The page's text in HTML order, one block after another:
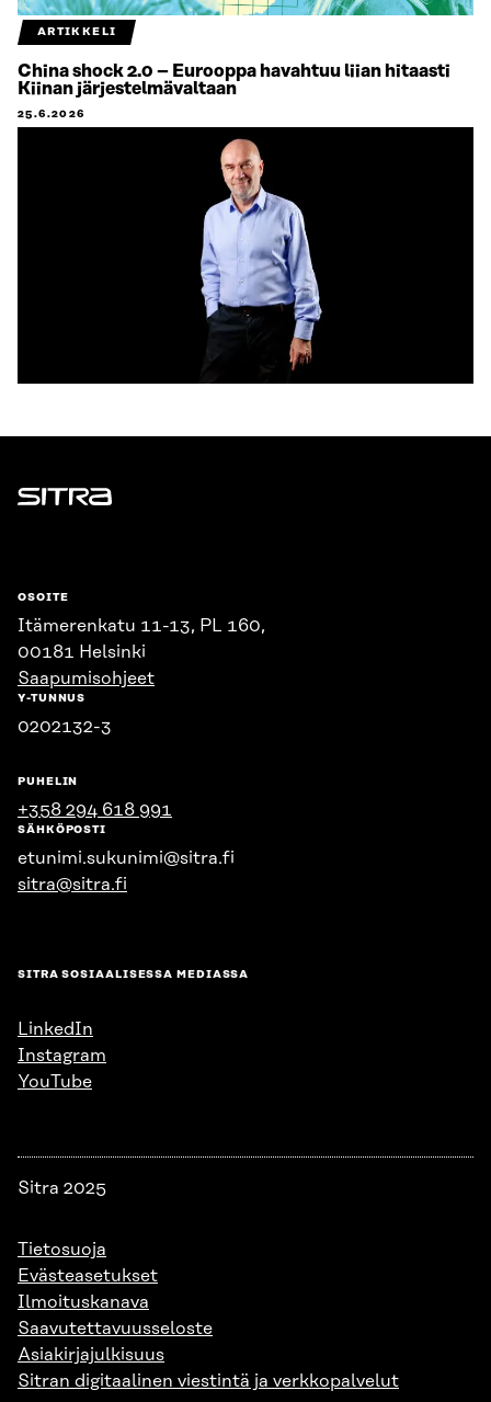
ARTIKKELI
China shock 2.0 – Eurooppa havahtuu liian hitaasti
Kiinan järjestelmävaltaan
25.6.2026
Sitra
OSOITE
Itämerenkatu 11-13, PL 160,
00181 Helsinki
Saapumisohjeet
Y-TUNNUS
0202132-3
PUHELIN
+358 294 618 991
SÄHKÖPOSTI
etunimi.sukunimi@sitra.fi
sitra@sitra.fi
SITRA SOSIAALISESSA MEDIASSA
LinkedIn
Instagram
YouTube
Sitra 2025
Tietosuoja
Evästeasetukset
Ilmoituskanava
Saavutettavuusseloste
Asiakirjajulkisuus
Sitran digitaalinen viestintä ja verkkopalvelut